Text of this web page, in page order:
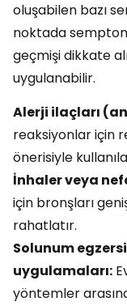
oluşabilen bazı
noktada
geçmişi dikkate
uygulanabilir.
Alerji ilaçları
reaksiyonlar için
önerisiyle
İnhaler veya
için bronşları
rahatlatır.
Solunum
uygulamaları:
yöntemler